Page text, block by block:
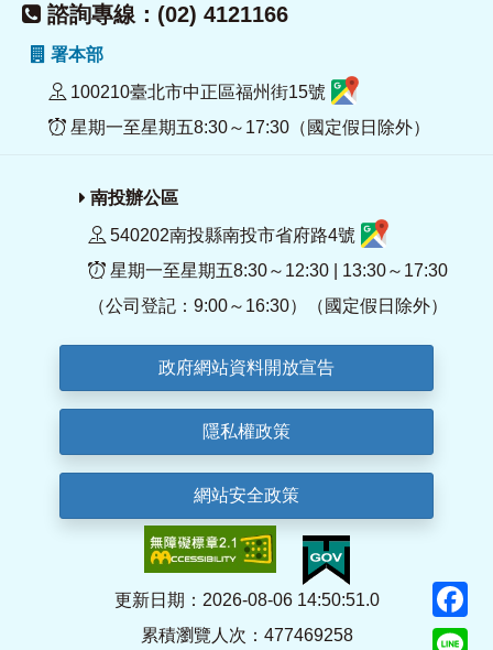
諮詢專線：(02) 4121166
署本部
100210臺北市中正區福州街15號
星期一至星期五8:30～17:30（國定假日除外）
南投辦公區
540202南投縣南投市省府路4號
星期一至星期五8:30～12:30 | 13:30～17:30
（公司登記：9:00～16:30）（國定假日除外）
政府網站資料開放宣告
隱私權政策
網站安全政策
更新日期：2026-08-06 14:50:51.0
累積瀏覽人次：477469258